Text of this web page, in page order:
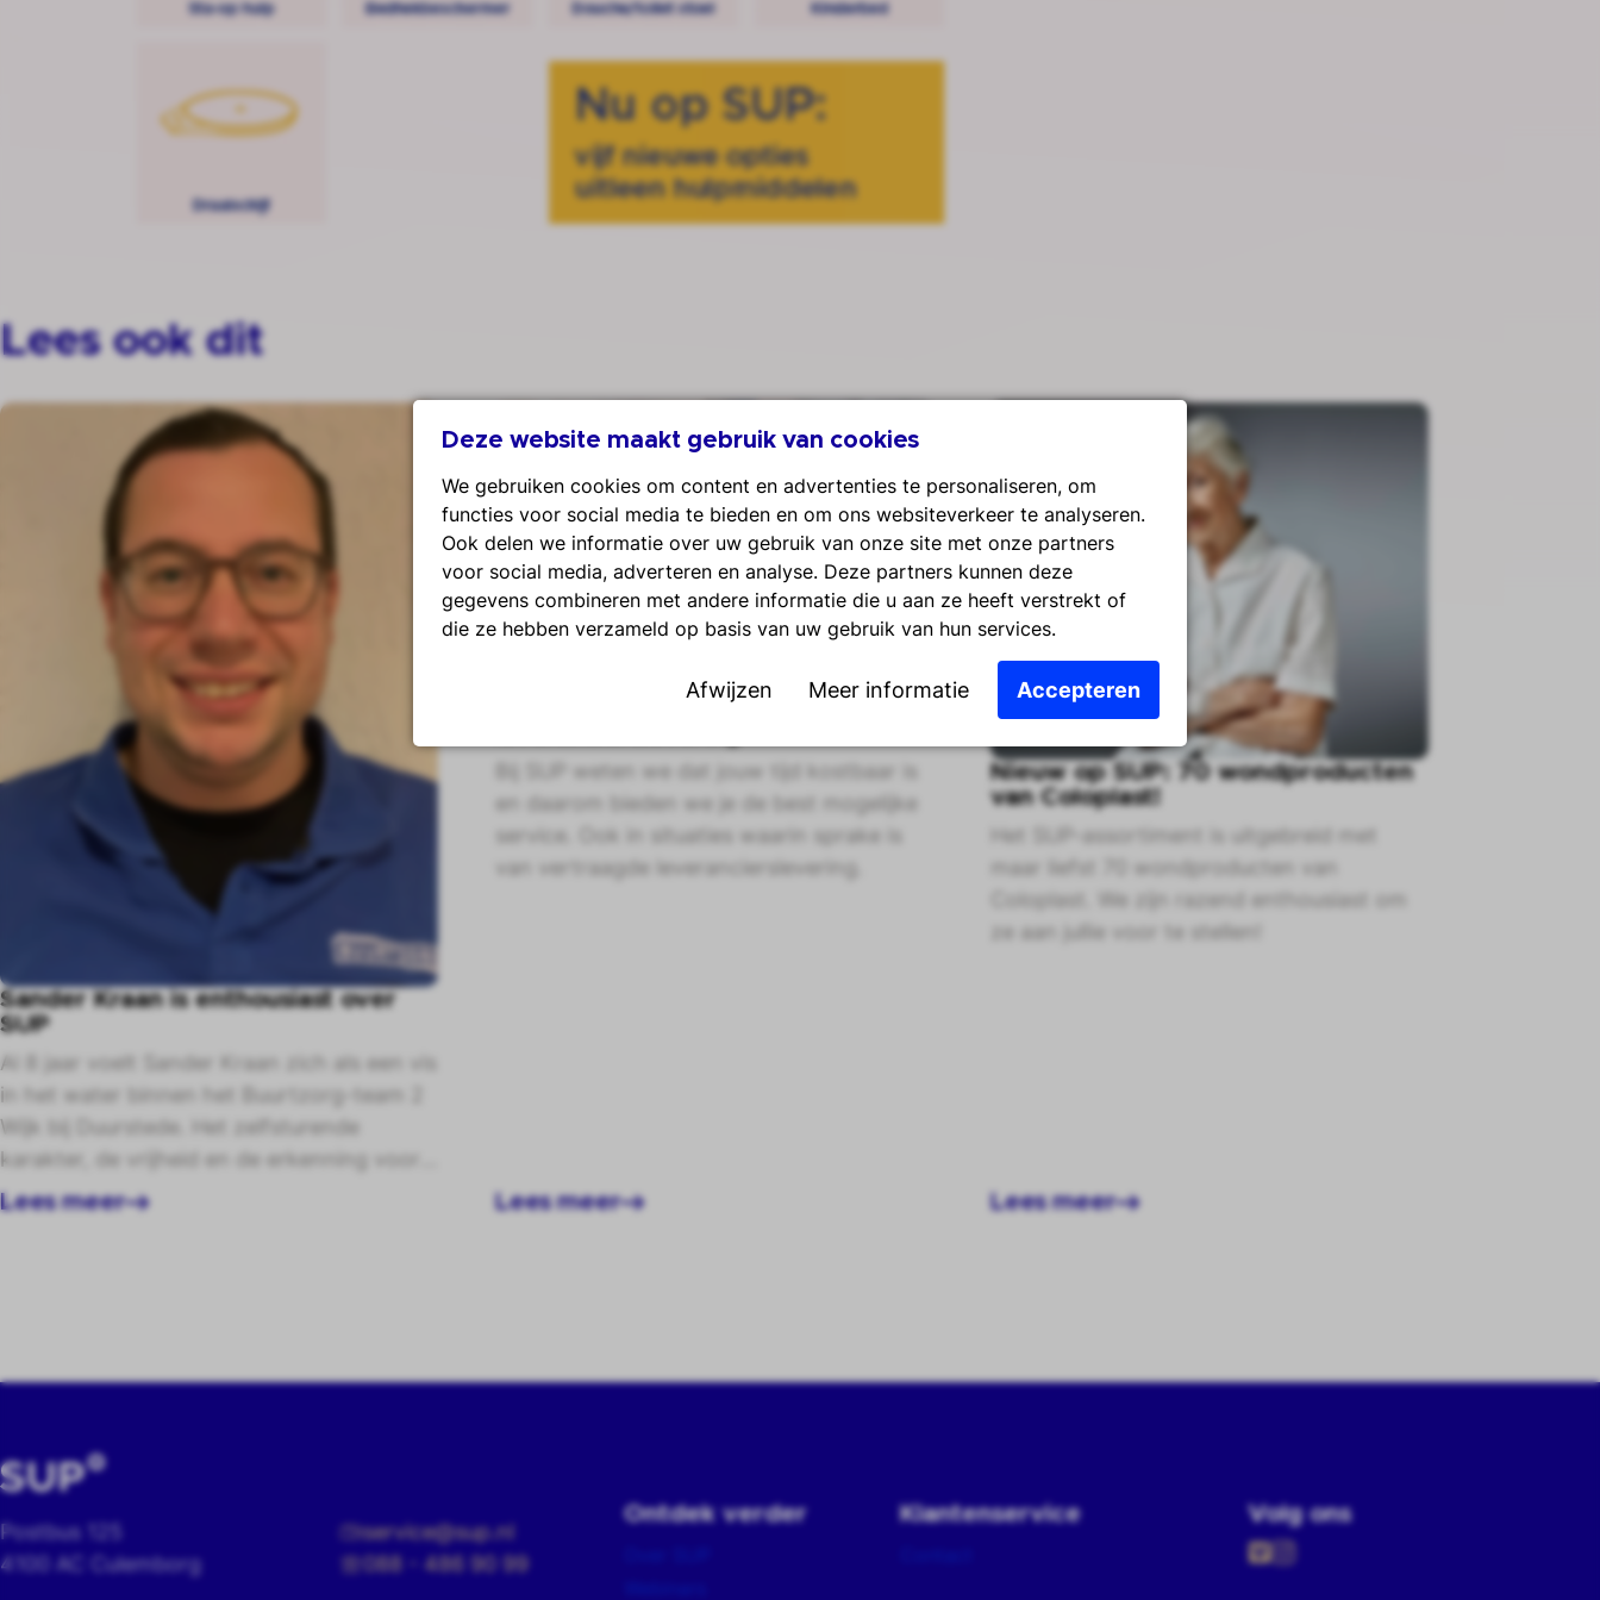
Lees ook dit
Sander Kraan is enthousiast over SUP
Sander Kraan is enthousiast over
SUP
Al 8 jaar voelt Sander Kraan zich als een vis
in het water binnen het Buurtzorg-team 2
Wijk bij Duurstede. Het zelfsturende
karakter, de vrijheid en de erkenning voor
initiatief maken het werken in de zorg voor
Lees meer
SUP helpt bij vertraagde
Bij SUP weten we dat jouw tijd kostbaar is
en daarom bieden we je de best mogelijke
service. Ook in situaties waarin sprake is
van vertraagde leverancierslevering.
Lees meer
Nieuw op SUP: 70 wondproducten van Coloplast!
Nieuw op SUP: 70 wondproducten
van Coloplast!
Het SUP-assortiment is uitgebreid met
maar liefst 70 wondproducten van
Coloplast. We zijn razend enthousiast om
ze aan jullie voor te stellen!
Lees meer
Postbus 125
4100 AC Culemborg
service@sup.nl
088 - 486 90 99
Ontdek verder Klantenservice Volg ons
Deze website maakt gebruik van cookies
We gebruiken cookies om content en advertenties te personaliseren, om
functies voor social media te bieden en om ons websiteverkeer te analyseren.
Ook delen we informatie over uw gebruik van onze site met onze partners
voor social media, adverteren en analyse. Deze partners kunnen deze
gegevens combineren met andere informatie die u aan ze heeft verstrekt of
die ze hebben verzameld op basis van uw gebruik van hun services.
Afwijzen Meer informatie Accepteren